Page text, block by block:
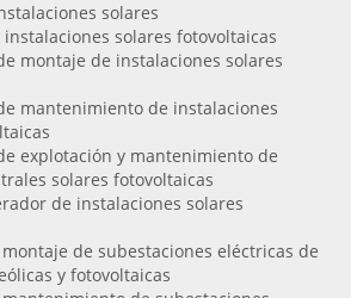
solares
instalaciones solares fotovoltaicas
montaje de instalaciones solares
mantenimiento de instalaciones
explotación y mantenimiento de
solares fotovoltaicas
de instalaciones solares
de subestaciones eléctricas de
y fotovoltaicas